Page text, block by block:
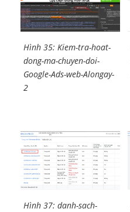
Hình 35: Kiem-tra-hoat-
dong-ma-chuyen-doi-
Google-Ads-web-Alongay-
2
Hình 37: danh-sach-